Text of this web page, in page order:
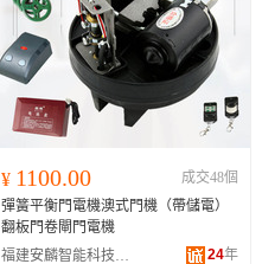
¥ 1100.00
成交48個
彈簧平衡門電機澳式門機（帶儲電）
翻板門卷閘門電機
福建安麟智能科技股份有限公司
24年